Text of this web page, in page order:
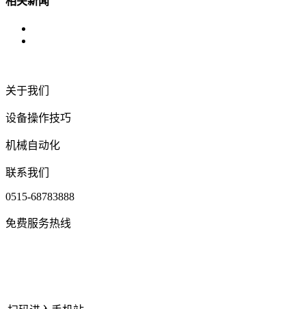
关于我们
设备操作技巧
机械自动化
联系我们
0515-68783888
免费服务热线